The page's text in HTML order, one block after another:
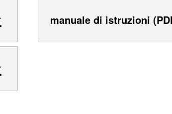
manuale di istruzioni